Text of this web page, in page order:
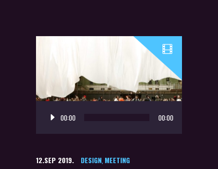
Player
00:00 00:00
12.SEP 2019. DESIGN, MEETING